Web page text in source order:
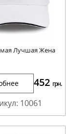
Лучшая Жена
452 грн.
10061